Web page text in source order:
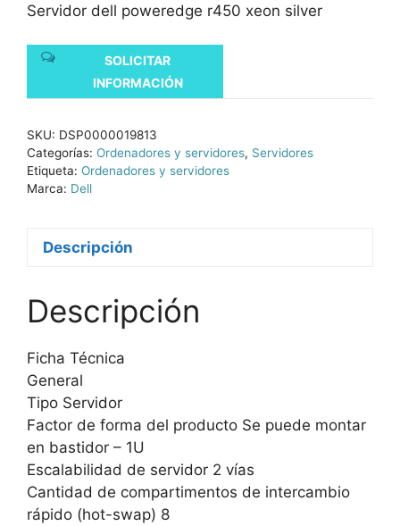
Servidor dell poweredge r450 xeon silver
SOLICITAR
INFORMACIÓN
SKU: DSP0000019813
Categorías: Ordenadores y servidores, Servidores
Etiqueta: Ordenadores y servidores
Marca: Dell
Descripción
Descripción
Ficha Técnica
General
Tipo Servidor
Factor de forma del producto Se puede montar
en bastidor – 1U
Escalabilidad de servidor 2 vías
Cantidad de compartimentos de intercambio
rápido (hot-swap) 8